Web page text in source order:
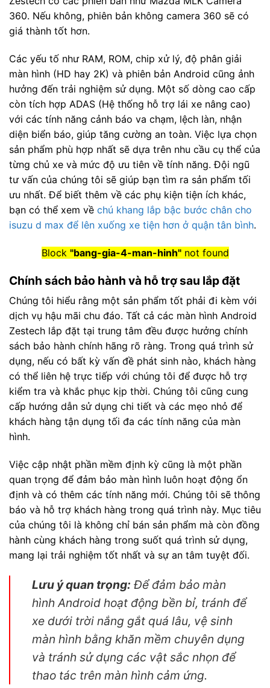
360. Nếu không, phiên bản không camera 360 sẽ có
giá thành tốt hơn.
Các yếu tố như RAM, ROM, chip xử lý, độ phân giải
màn hình (HD hay 2K) và phiên bản Android cũng ảnh
hưởng đến trải nghiệm sử dụng. Một số dòng cao cấp
còn tích hợp ADAS (Hệ thống hỗ trợ lái xe nâng cao)
với các tính năng cảnh báo va chạm, lệch làn, nhận
diện biển báo, giúp tăng cường an toàn. Việc lựa chọn
sản phẩm phù hợp nhất sẽ dựa trên nhu cầu cụ thể của
từng chủ xe và mức độ ưu tiên về tính năng. Đội ngũ
tư vấn của chúng tôi sẽ giúp bạn tìm ra sản phẩm tối
ưu nhất. Để biết thêm về các phụ kiện tiện ích khác,
bạn có thể xem về chú khang lắp bậc bước chân cho
isuzu d max để lên xuống xe tiện hơn ở quận tân bình.
Block "bang-gia-4-man-hinh"not found
Chính sách bảo hành và hỗ trợ sau lắp đặt
Chúng tôi hiểu rằng một sản phẩm tốt phải đi kèm với
dịch vụ hậu mãi chu đáo. Tất cả các màn hình Android
Zestech lắp đặt tại trung tâm đều được hưởng chính
sách bảo hành chính hãng rõ ràng. Trong quá trình sử
dụng, nếu có bất kỳ vấn đề phát sinh nào, khách hàng
có thể liên hệ trực tiếp với chúng tôi để được hỗ trợ
kiểm tra và khắc phục kịp thời. Chúng tôi cũng cung
cấp hướng dẫn sử dụng chi tiết và các mẹo nhỏ để
khách hàng tận dụng tối đa các tính năng của màn
hình.
Việc cập nhật phần mềm định kỳ cũng là một phần
quan trọng để đảm bảo màn hình luôn hoạt động ổn
định và có thêm các tính năng mới. Chúng tôi sẽ thông
báo và hỗ trợ khách hàng trong quá trình này. Mục tiêu
của chúng tôi là không chỉ bán sản phẩm mà còn đồng
hành cùng khách hàng trong suốt quá trình sử dụng,
mang lại trải nghiệm tốt nhất và sự an tâm tuyệt đối.
Lưu ý quan trọng: Để đảm bảo màn
hình Android hoạt động bền bỉ, tránh để
xe dưới trời nắng gắt quá lâu, vệ sinh
màn hình bằng khăn mềm chuyên dụng
và tránh sử dụng các vật sắc nhọn để
thao tác trên màn hình cảm ứng.